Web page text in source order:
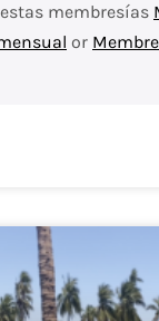
membresías
or